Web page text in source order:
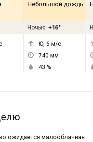
Небольшой дождь
Ночью: +16°
Ю, 6 м/с
740 мм
43 %
ожидается малооблачная